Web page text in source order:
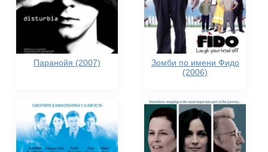
Паранойя (2007)
Зомби по имени Фидо
(2006)